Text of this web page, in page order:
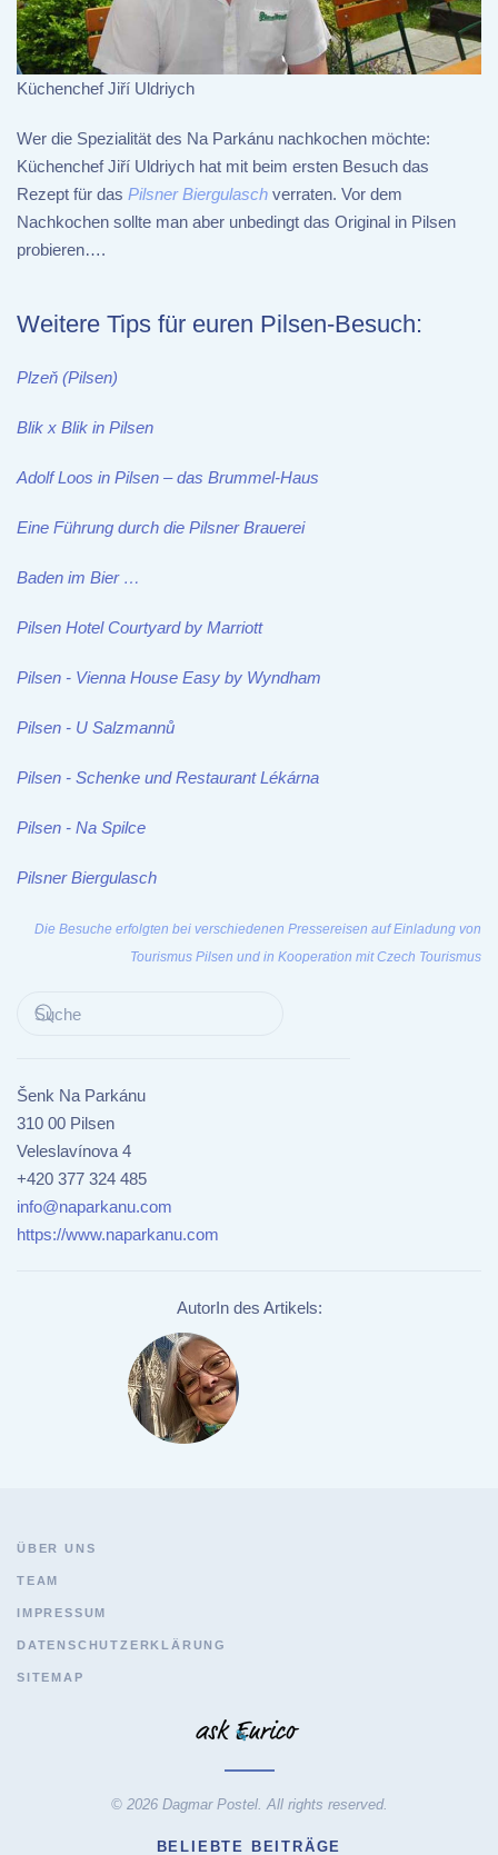
Küchenchef Jiří Uldriych
Wer die Spezialität des Na Parkánu nachkochen möchte:
Küchenchef Jiří Uldriych hat mit beim ersten Besuch das
Rezept für das Pilsner Biergulasch verraten. Vor dem
Nachkochen sollte man aber unbedingt das Original in Pilsen
probieren….
Weitere Tips für euren Pilsen-Besuch:
Plzeň (Pilsen)
Blik x Blik in Pilsen
Adolf Loos in Pilsen – das Brummel-Haus
Eine Führung durch die Pilsner Brauerei
Baden im Bier …
Pilsen Hotel Courtyard by Marriott
Pilsen - Vienna House Easy by Wyndham
Pilsen - U Salzmannů
Pilsen - Schenke und Restaurant Lékárna
Pilsen - Na Spilce
Pilsner Biergulasch
Die Besuche erfolgten bei verschiedenen Pressereisen auf Einladung von
Tourismus Pilsen und in Kooperation mit Czech Tourismus
Šenk Na Parkánu
310 00 Pilsen
Veleslavínova 4
+420 377 324 485
info@naparkanu.com
https://www.naparkanu.com
AutorIn des Artikels:
ÜBER UNS
TEAM
IMPRESSUM
DATENSCHUTZERKLÄRUNG
SITEMAP
© 2026 Dagmar Postel. All rights reserved.
BELIEBTE BEITRÄGE